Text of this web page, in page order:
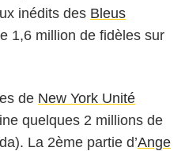
inédits des Bleus
1,6 million de fidèles sur
de New York Unité
quelques 2 millions de
La 2ème partie d’Ange